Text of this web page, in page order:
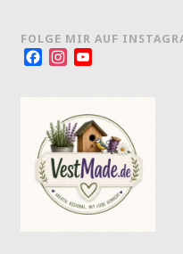
FOLGE MIR AUF
FacebookInstagram